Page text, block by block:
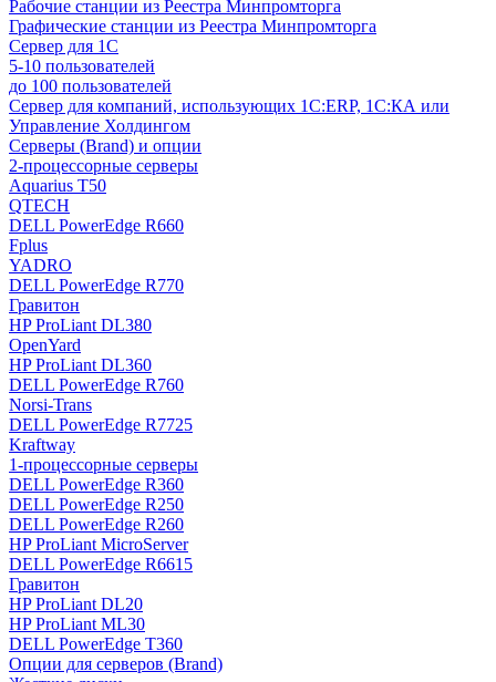
Рабочие станции из Реестра Минпромторга
Графические станции из Реестра Минпромторга
Сервер для 1С
5-10 пользователей
до 100 пользователей
Сервер для компаний, использующих 1C:ERP, 1С:КА или
Управление Холдингом
Серверы (Brand) и опции
2-процессорные серверы
Aquarius T50
QTECH
DELL PowerEdge R660
Fplus
YADRO
DELL PowerEdge R770
Гравитон
HP ProLiant DL380
OpenYard
HP ProLiant DL360
DELL PowerEdge R760
Norsi-Trans
DELL PowerEdge R7725
Kraftway
1-процессорные серверы
DELL PowerEdge R360
DELL PowerEdge R250
DELL PowerEdge R260
HP ProLiant MicroServer
DELL PowerEdge R6615
Гравитон
HP ProLiant DL20
HP ProLiant ML30
DELL PowerEdge T360
Опции для серверов (Brand)